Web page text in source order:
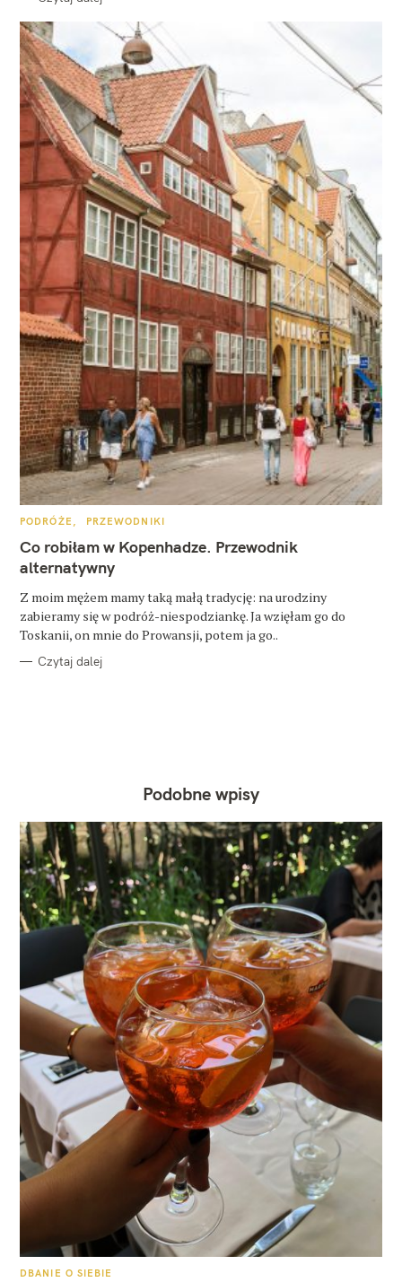
K
T
E
G
O
I
PODRÓŻE PRZEWODNIKI
Co robiłam w Kopenhadze. Przewodnik
alternatywny
Z moim mężem mamy taką małą tradycję: na urodziny
zabieramy się w podróż-niespodziankę. Ja wzięłam go do
Toskanii, on mnie do Prowansji, potem ja go..
Czytaj dalej
Podobne wpisy
K
DBANIE O SIEBIE